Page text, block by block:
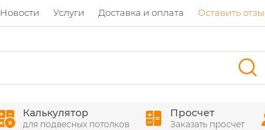
Новости Услуги Доставка и оплата Оставить
Калькулятор
для подвесных потолков
Просчет
Заказать просчет